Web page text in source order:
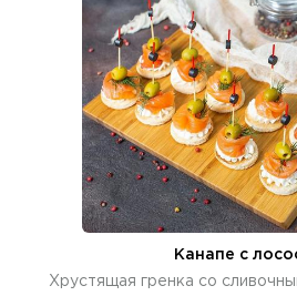
Канапе с
Хрустящая гренка со